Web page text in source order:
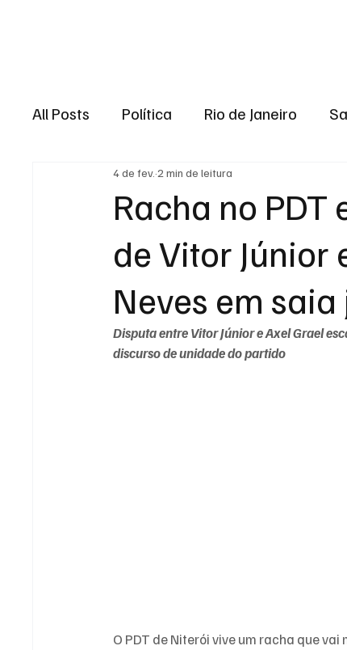
All Posts Política Rio de Janeiro
Região dos lagos Baixada Fluminense
Niterói Zona Oeste
Entretenimento Serviço
Racha no
de Vitor Júnior
Neves em saia
4 de fev. 2 min de leitura
Disputa entre Vitor Júnior e Axel Grael
discurso de unidade do partido
O PDT de Niterói vive um racha que